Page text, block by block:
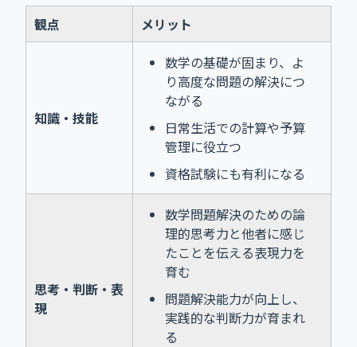
観点 メリット
知識・技能
数学の基礎が固まり、よ
り高度な問題の解決につ
ながる
日常生活での計算や予算
管理に役立つ
資格試験にも有利になる
思考・判断・表
現
数学問題解決のための論
理的思考力と他者に感じ
たことを伝える表現力を
育む
問題解決能力が向上し、
実践的な判断力が育まれ
る